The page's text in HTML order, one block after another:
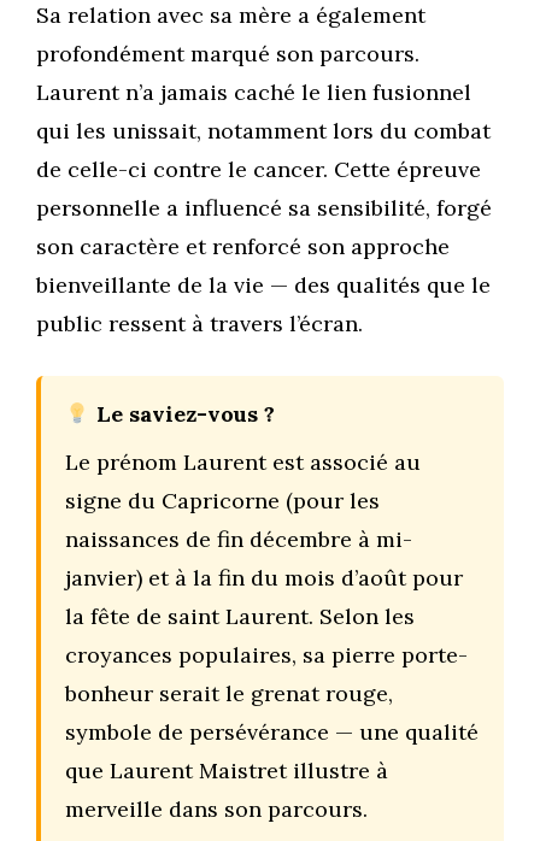
Sa relation avec sa mère a également
profondément marqué son parcours.
Laurent n’a jamais caché le lien fusionnel
qui les unissait, notamment lors du combat
de celle-ci contre le cancer. Cette épreuve
personnelle a influencé sa sensibilité, forgé
son caractère et renforcé son approche
bienveillante de la vie — des qualités que le
public ressent à travers l’écran.
Le saviez-vous ?
Le prénom Laurent est associé au
signe du Capricorne (pour les
naissances de fin décembre à mi-
janvier) et à la fin du mois d’août pour
la fête de saint Laurent. Selon les
croyances populaires, sa pierre porte-
bonheur serait le grenat rouge,
symbole de persévérance — une qualité
que Laurent Maistret illustre à
merveille dans son parcours.